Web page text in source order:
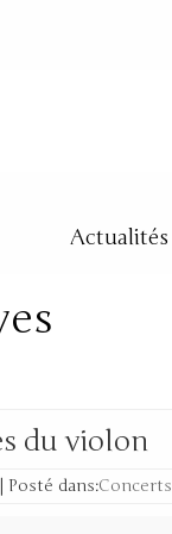
Actualités
du violon
Posté dans:Concerts